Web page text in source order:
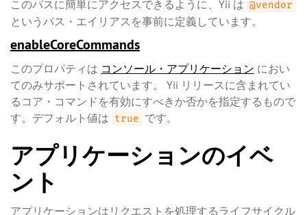
このパスに簡単にアクセスできるように、Yii は @vendor
というパス・エイリアスを事前に定義しています。
enableCoreCommands
このプロパティは コンソール・アプリケーション におい
てのみサポートされています。 Yii リリースに含まれてい
るコア・コマンドを有効にすべきか否かを指定するもので
す。デフォルト値は true です。
アプリケーションのイベ
ント
アプリケーションはリクエストを処理するライフサイクル